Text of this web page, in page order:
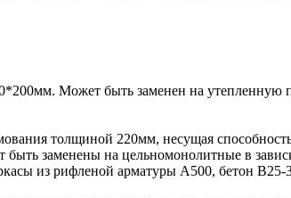
Может быть заменен на утепленную
толщиной 220мм, несущая
заменены на цельномонолитные в
из рифленой арматуры А500, бетон В25-